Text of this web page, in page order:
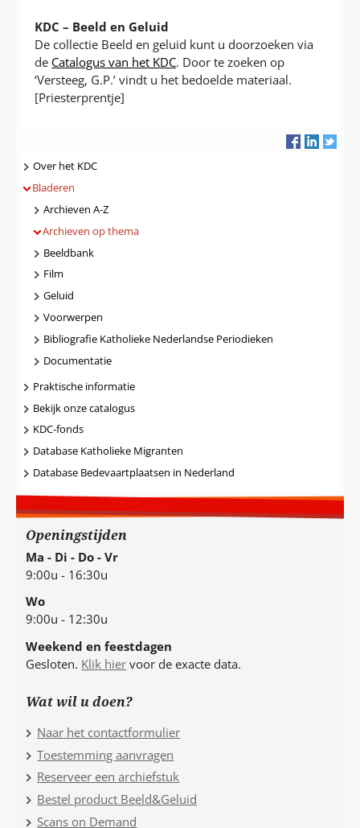
KDC – Beeld en Geluid
De collectie Beeld en geluid kunt u doorzoeken via
de Catalogus van het KDC. Door te zoeken op
‘Versteeg, G.P.’ vindt u het bedoelde materiaal.
[Priesterprentje]
Navigatie
Over het KDC
Bladeren
Archieven A-Z
Archieven op thema
Beeldbank
Film
Geluid
Voorwerpen
Bibliografie Katholieke Nederlandse Periodieken
Documentatie
Praktische informatie
Bekijk onze catalogus
KDC-fonds
Database Katholieke Migranten
Database Bedevaartplaatsen in Nederland
Openingstijden
Ma - Di - Do - Vr
9:00u - 16:30u
Wo
9:00u - 12:30u
Weekend en feestdagen
Gesloten. Klik hier voor de exacte data.
Wat wil u doen?
Naar het contactformulier
Toestemming aanvragen
Reserveer een archiefstuk
Bestel product Beeld&Geluid
Scans on Demand